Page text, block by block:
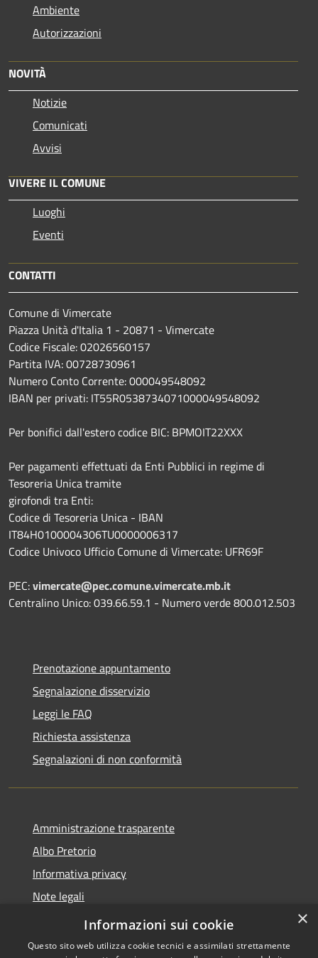
Ambiente
Autorizzazioni
NOVITÀ
Notizie
Comunicati
Avvisi
VIVERE IL COMUNE
Luoghi
Eventi
CONTATTI
Comune di Vimercate
Piazza Unità d'Italia 1 - 20871 - Vimercate
Codice Fiscale: 02026560157
Partita IVA: 00728730961
Numero Conto Corrente: 000049548092
IBAN per privati: IT55R0538734071000049548092
Per bonifici dall'estero codice BIC: BPMOIT22XXX
Per pagamenti effettuati da Enti Pubblici in regime di
Tesoreria Unica tramite
girofondi tra Enti:
Codice di Tesoreria Unica - IBAN
IT84H0100004306TU0000006317
Codice Univoco Ufficio Comune di Vimercate: UFR69F
PEC:vimercate@pec.comune.vimercate.mb.it
Centralino Unico: 039.66.59.1 - Numero verde 800.012.503
Prenotazione appuntamento
Segnalazione disservizio
Leggi le FAQ
Richiesta assistenza
Segnalazioni di non conformità
Amministrazione trasparente
Albo Pretorio
Informativa privacy
Note legali
Dichiarazione di accessibilità
×
Informazioni sui cookie
Questo sito web utilizza cookie tecnici e assimilati strettamente